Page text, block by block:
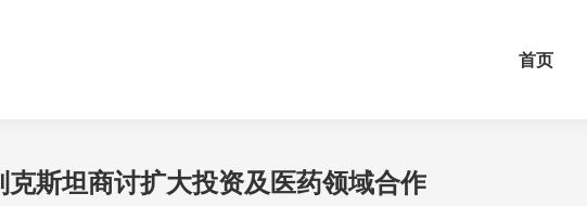
首页
克斯坦商讨扩大投资及医药领域合作